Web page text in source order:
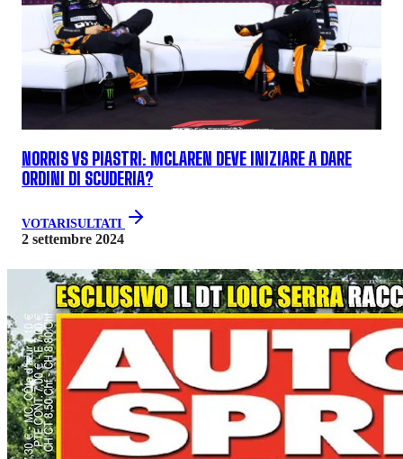
NORRIS VS PIASTRI: MCLAREN DEVE INIZIARE A DARE
ORDINI DI SCUDERIA?
VOTARISULTATI
2 settembre 2024